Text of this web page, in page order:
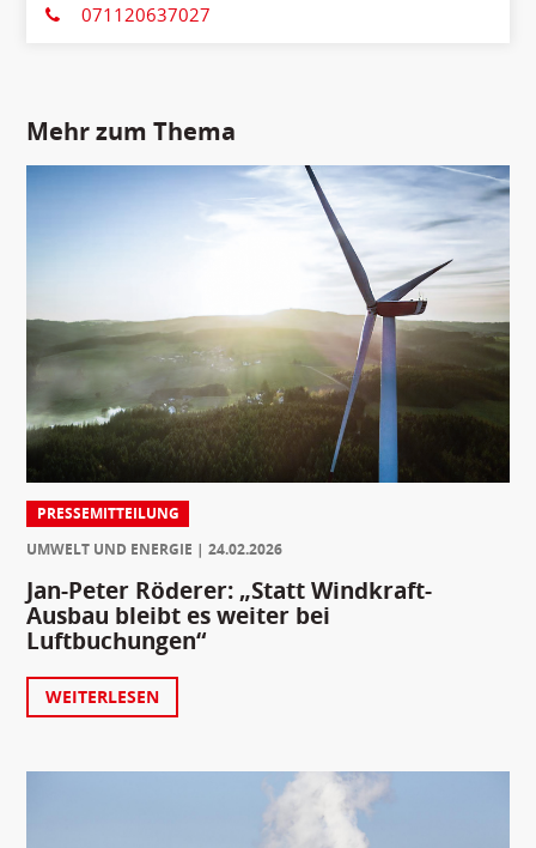
071120637027
Mehr zum Thema
PRESSEMITTEILUNG
UMWELT UND ENERGIE
24.02.2026
Jan-Peter Röderer: „Statt Windkraft-
Ausbau bleibt es weiter bei
Luftbuchungen“
WEITERLESEN